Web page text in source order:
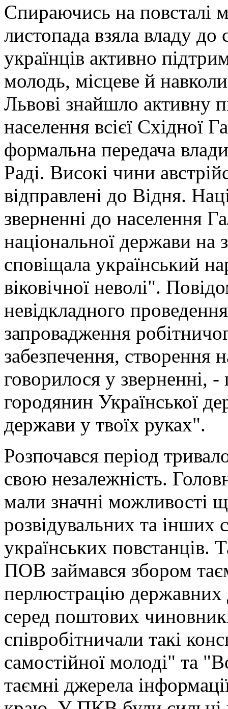
Спираючись на повсталі
листопада взяла владу до
українців активно
молодь, місцеве й
Львові знайшло активну
населення всієї Східної
формальна передача
Раді. Високі чини
відправлені до Відня.
зверненні до населення
національної держави на
сповіщала український
віковічної неволі".
невідкладного
запровадження
забезпечення, створення
говорилося у зверненні, -
городянин Української
держави у твоїх руках".
Розпочався період
свою незалежність.
мали значні можливості
розвідувальних та інших
українських повстанців.
ПОВ займався збором
перлюстрацію державних
серед поштових
співробітничали такі
самостійної молоді" та
таємні джерела